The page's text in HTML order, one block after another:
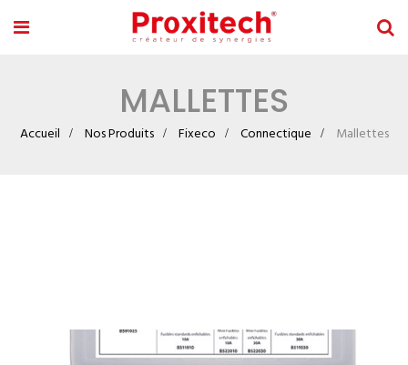
MALLETTES
Accueil Nos Produits Fixeco Connectique Mallettes